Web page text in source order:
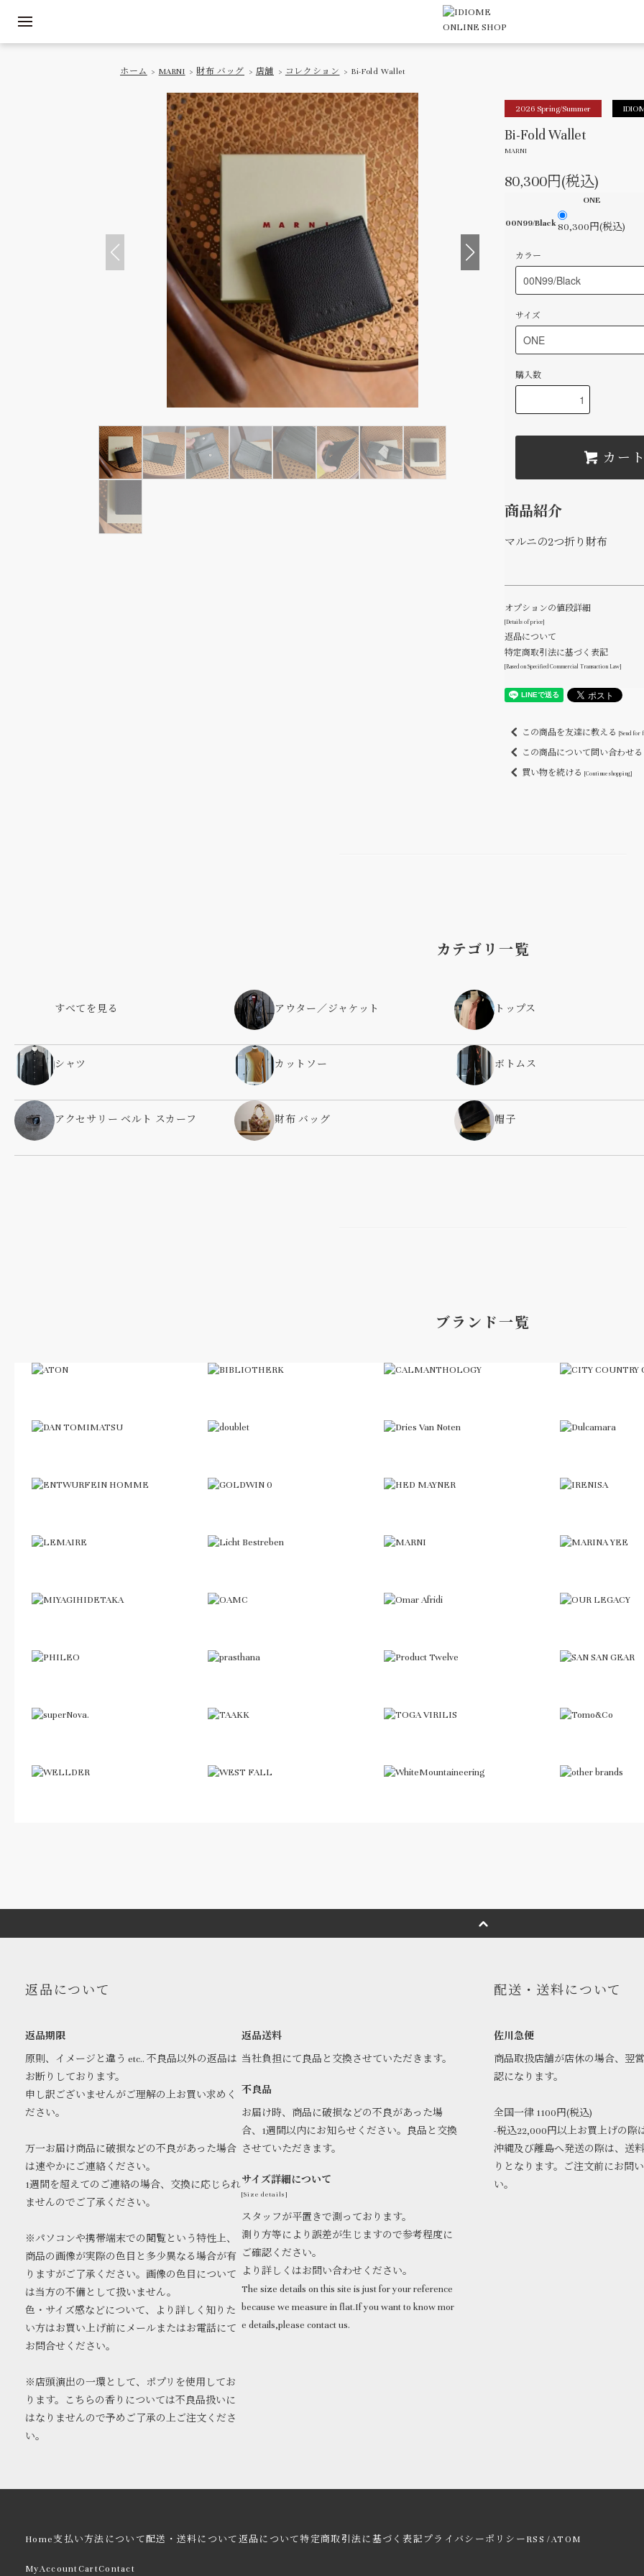
ホーム > MARNI > 財布 バッグ > 店舗 > コレクション > Bi-Fold Wallet
2026 Spring/Summer
Bi-Fold Wallet
MARNI
80,300円(税込)
ONE
00N99/Black80,300円(税込)
カラー
サイズ
購入数
カー
商品紹介
マルニの2つ折り財布
オプションの値段詳細
[Details of price]
返品について
特定商取引法に基づく表記
[Based on Specified Commercial Transaction Law]
この商品を友達に教える [Send for
この商品について問い合わせる
買い物を続ける [Continue shopping]
カテゴリ一覧
すべてを見る アウター／ジャケット トップス
シャツ カットソー ボトムス
アクセサリー ベルト スカーフ 財布 バッグ 帽子
ブランド一覧
返品について
返品期限
原則、イメージと違う etc.. 不良品以外の返品は
お断りしております。
申し訳ございませんがご理解の上お買い求めく
ださい。
万一お届け商品に破損などの不良があった場合
は速やかにご連絡ください。
1週間を超えてのご連絡の場合、交換に応じられ
ませんのでご了承ください。
※パソコンや携帯端末での閲覧という特性上、
商品の画像が実際の色目と多少異なる場合が有
りますがご了承ください。画像の色目について
は当方の不備として扱いません。
色・サイズ感などについて、より詳しく知りた
い方はお買い上げ前にメールまたはお電話にて
お問合せください。
※店頭演出の一環として、ポプリを使用してお
ります。こちらの香りについては不良品扱いに
はなりませんので予めご了承の上ご注文くださ
い。
返品送料
当社負担にて良品と交換させていただきます。
不良品
お届け時、商品に破損などの不良があった場
合、1週間以内にお知らせください。良品と交換
させていただきます。
サイズ詳細について
[Size details]
スタッフが平置きで測っております。
測り方等により誤差が生じますので参考程度に
ご確認ください。
より詳しくはお問い合わせください。
The size details on this site is just for your reference
because we measure in flat.If you want to know mor
e details,please contact us.
配送・送料について
佐川急便
商品取扱店舗が店休の場合、翌
認になります。
全国一律 1100円(税込)
-税込22,000円以上お買上げの際
沖縄及び離島へ発送の際は、送
りとなります。ご注文前にお問
い。
Home支払い方法について配送・送料について 返品について 特定商取引法に基づく表記 プライバシーポリシー RSS /ATOM
MyAccountCartContact